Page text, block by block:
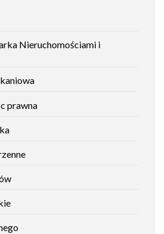
Nieruchomościami i
prawna